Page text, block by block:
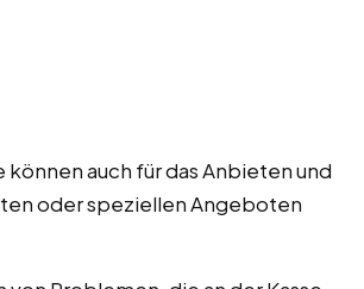
können auch für das Anbieten und
oder speziellen Angeboten